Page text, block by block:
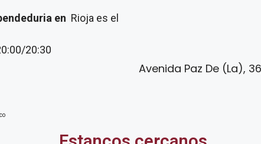
en Rioja es el
20:30
Avenida Paz De (La),